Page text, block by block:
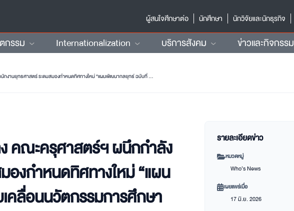
ผู้สนใจศึกษาต่อ
นักศึกษา นักวิจัยและนักธุรกิจ
กรรม Internationalization บริการสังคม ข่าวและกิจกรรม
รวมพลังสร้างการเปลี่ยนแปลง คณะครุศาสตร์ฯ ผนึกกำลัง สำนักงานยุทธศาสตร์ ระดมสมองกำหนดทิศทางใหม่ “แผนพัฒนากลยุทธ์ ฉบับที่ 14” ขับเคลื่อนนวัตกรรมการศึกษาอนาคต
คณะครุศาสตร์ฯ ผนึกกำลัง
งกำหนดทิศทางใหม่ “แผน
ลื่อนนวัตกรรมการศึกษา
รายละเอียดข่าว
หมวดหมู่
Who’s News
เผยแพร่เมื่อ
17 มิ.ย. 2026